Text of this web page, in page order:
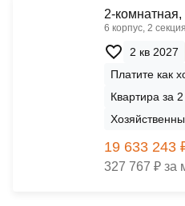
2-комнатная,
6 корпус, 2
2 кв 2027
Платите как
Квартира за
19 633 243
327 767 ₽ за